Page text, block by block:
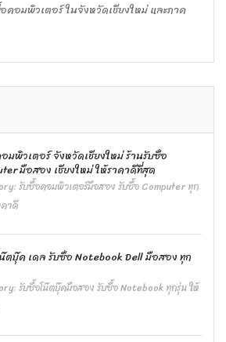
คอมพิวเตอร์ ในจังหวัดเชียงใหม่ และภาค
มพิวเตอร์ จังหวัดเชียงใหม่ ร้านรับซื้อ
มือสอง เชียงใหม่ ให้ราคาดีที่สุด
รับซื้อคอมพิวเตอร์มือสอง รับซื้อ Computer ทุก
าดี
ตบุ๊ค เดล รับซื้อ Notebook Dell มือสอง ทุก
รับซื้อโน๊ตบุ๊คมือสอง รับซื้อ Notebook ทุกรุ่น ให้